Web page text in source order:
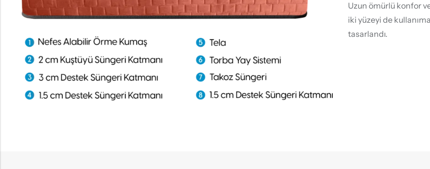
Uzun ömürlü konfor
iki yüzeyi de
tasarlandı.